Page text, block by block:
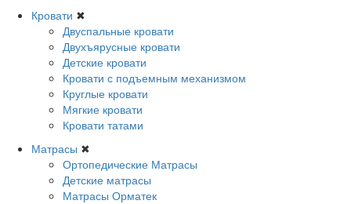
Кровати ✖
Двуспальные кровати
Двухъярусные кровати
Детские кровати
Кровати с подъемным механизмом
Круглые кровати
Мягкие кровати
Кровати татами
Матрасы ✖
Ортопедические Матрасы
Детские матрасы
Матрасы Орматек